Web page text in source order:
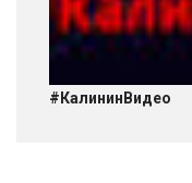
#КалининВидео